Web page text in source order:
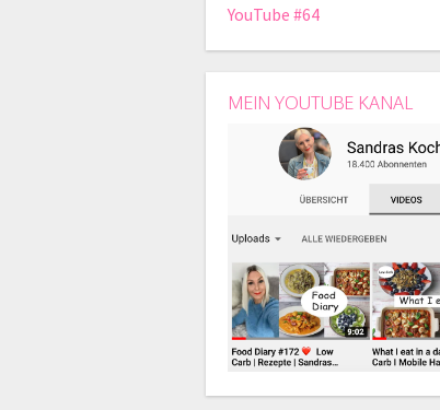
YouTube #64
MEIN YOUTUBE KANAL